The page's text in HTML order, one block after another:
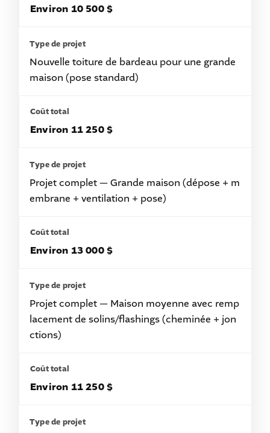
Environ 10 500 $
Nouvelle toiture de bardeau pour une grande
maison (pose standard)
Environ 11 250 $
Projet complet — Grande maison (dépose + m
embrane + ventilation + pose)
Environ 13 000 $
Projet complet — Maison moyenne avec remp
lacement de solins/flashings (cheminée + jon
ctions)
Environ 11 250 $